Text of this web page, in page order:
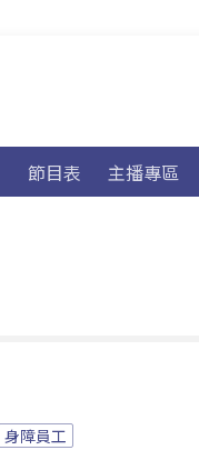
節目表 主播專區
身障員工